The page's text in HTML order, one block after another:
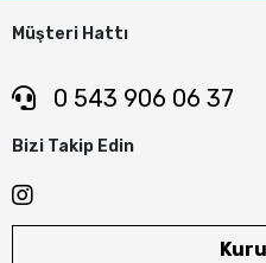
Müşteri Hattı
0 543 906 06 37
Bizi Takip Edin